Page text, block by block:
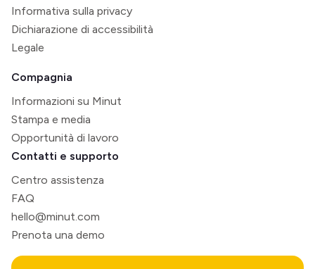
Informativa sulla privacy
Dichiarazione di accessibilità
Legale
Compagnia
Informazioni su Minut
Stampa e media
Opportunità di lavoro
Contatti e supporto
Centro assistenza
FAQ
hello@minut.com
Prenota una demo